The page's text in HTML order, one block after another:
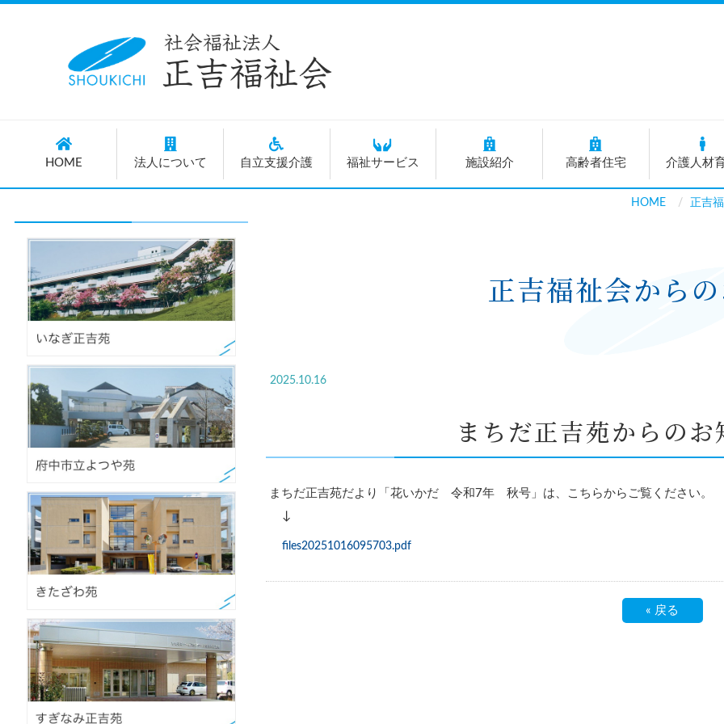
HOME 法人について 自立支援介護 福祉サービス 施設紹介 高齢者住宅 介護人材
HOME 正吉
正吉福祉会から
2025.10.16
まちだ正吉苑からのお
まちだ正吉苑だより「花いかだ 令和7年 秋号」は、こちらからご覧ください。
↓
files20251016095703.pdf
« 戻る